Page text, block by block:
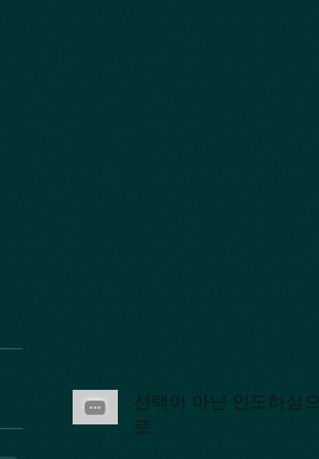
선택이 아닌 인도하심으
로